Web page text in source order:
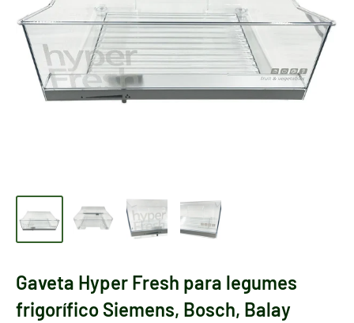
Gaveta Hyper Fresh para legumes
frigorífico Siemens, Bosch, Balay